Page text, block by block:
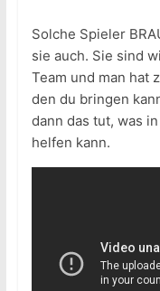
Solche Spieler
sie auch. Sie sind
Team und man hat
den du bringen
dann das tut, was
helfen kann.